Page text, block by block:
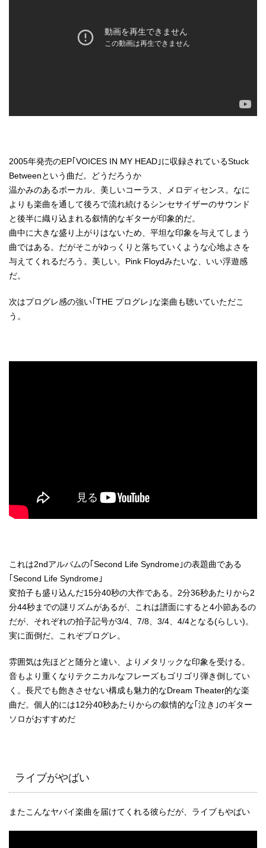
2005年発売のEP｢VOICES IN MY HEAD｣に収録されているStuck
Betweenという曲だ。どうだろうか
温かみのあるボーカル、美しいコーラス、メロディセンス。なに
よりも楽曲を通して後ろで流れ続けるシンセサイザーのサウンド
と後半に織り込まれる叙情的なギターが印象的だ。
曲中に大きな盛り上がりはないため、平坦な印象を与えてしまう
曲ではある。だがそこがゆっくりと落ちていくような心地よさを
与えてくれるだろう。美しい。Pink Floydみたいな、いい浮遊感
だ。
次はプログレ感の強い｢THE プログレ｣な楽曲も聴いていただこ
う。
これは2ndアルバムの｢Second Life Syndrome｣の表題曲である
｢Second Life Syndrome｣
変拍子も盛り込んだ15分40秒の大作である。2分36秒あたりから2
分44秒までの謎リズムがあるが、これは譜面にすると4小節あるの
だが、それぞれの拍子記号が3/4、7/8、3/4、4/4となる(らしい)。
実に面倒だ。これぞプログレ。
雰囲気は先ほどと随分と違い、よりメタリックな印象を受ける。
音もより重くなりテクニカルなフレーズもゴリゴリ弾き倒してい
く。長尺でも飽きさせない構成も魅力的なDream Theater的な楽
曲だ。個人的には12分40秒あたりからの叙情的な｢泣き｣のギター
ソロがおすすめだ
ライブがやばい
またこんなヤバイ楽曲を届けてくれる彼らだが、ライブもやばい